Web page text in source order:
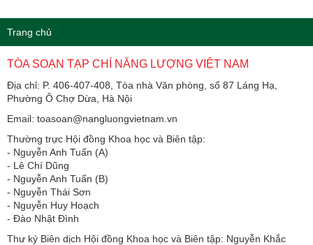
Trang chủ
TÒA SOẠN TẠP CHÍ NĂNG LƯỢNG VIỆT NAM
Địa chỉ: P. 406-407-408, Tòa nhà Văn phòng, số 87 Láng Hạ,
Phường Ô Chợ Dừa, Hà Nội
Email: toasoan@nangluongvietnam.vn
Thường trực Hội đồng Khoa học và Biên tập:
​​​​​​- Nguyễn Anh Tuấn (A)
- Lê Chí Dũng
- Nguyễn Anh Tuấn (B)
- Nguyễn Thái Sơn
- Nguyễn Huy Hoạch
- Đào Nhật Đình
Thư ký Biên dịch Hội đồng Khoa học và Biên tập: Nguyễn Khắc